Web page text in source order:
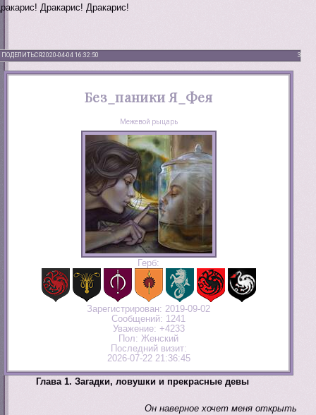
Дракарис! Дракарис!
ПОДЕЛИТЬСЯ 3
2020-04-04 16:32:50
Без_паники Я_Фея
Межевой рыцарь
Герб:
Зарегистрирован: 2019-09-02
Сообщений: 1241
Уважение: +4233
Пол: Женский
Последний визит:
2026-07-22 21:36:45
Глава 1. Загадки, ловушки и прекрасные девы
Он наверное хочет меня открыть